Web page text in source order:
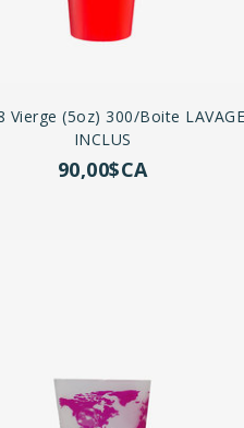
Vierge (5oz) 300/boite LAVAGE
INCLUS
90,00$CA